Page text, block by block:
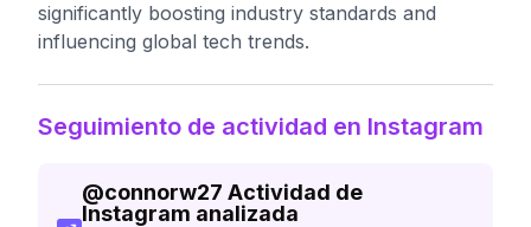
significantly boosting industry standards and
influencing global tech trends.
Seguimiento de actividad en Instagram
@connorw27 Actividad de
Instagram analizada